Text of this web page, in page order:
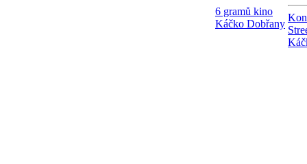
6 gramů kino
Káčko Dobřany